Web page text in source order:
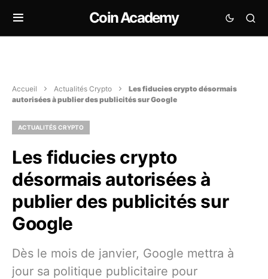
Coin Academy
Accueil Actualités Crypto
Les fiducies crypto désormais
autorisées à publier des publicités sur Google
ACTUALITÉS CRYPTO
Les fiducies crypto
désormais autorisées à
publier des publicités sur
Google
Dès le mois de janvier, Google mettra à
jour sa politique publicitaire pour